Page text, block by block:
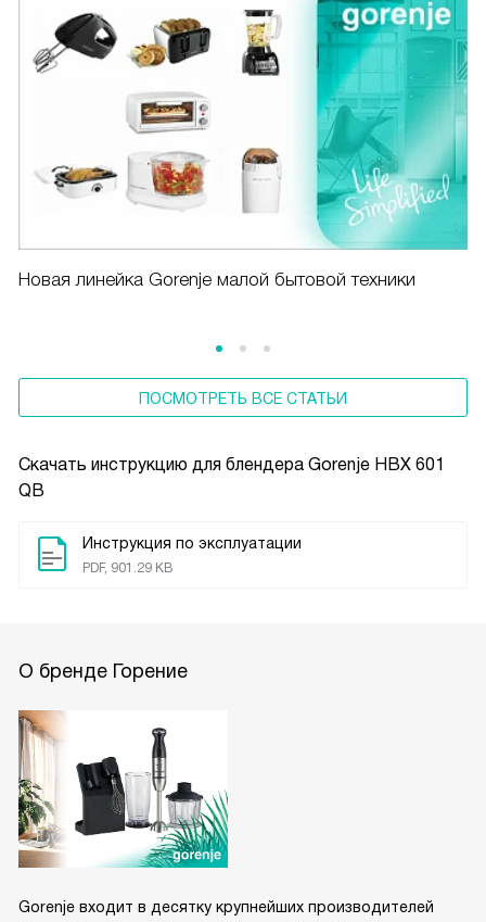
Скачать инструкцию для блендера Gorenje HBX 601
QB
Инструкция по эксплуатации
PDF, 901.29 KB
Новая линейка Gorenje малой бытовой техники
ПОСМОТРЕТЬ ВСЕ СТАТЬИ
О бренде Горение
Gorenje входит в десятку крупнейших производителей